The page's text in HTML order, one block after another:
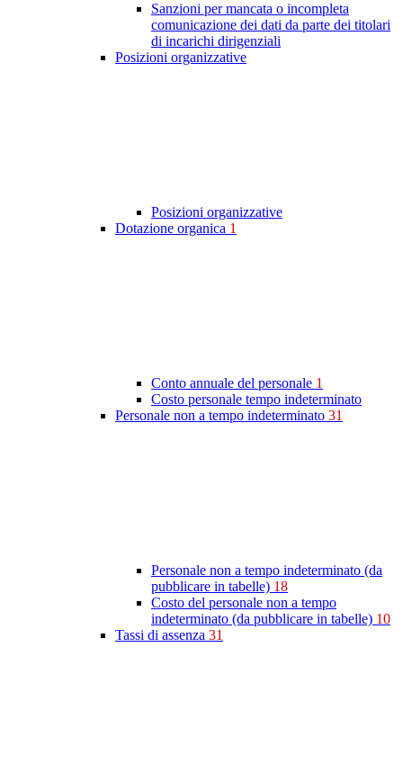
Sanzioni per mancata o incompleta
comunicazione dei dati da parte dei titolari
di incarichi dirigenziali
Posizioni organizzative
Posizioni organizzative
Dotazione organica 1
Conto annuale del personale 1
Costo personale tempo indeterminato
Personale non a tempo indeterminato 31
Personale non a tempo indeterminato (da
pubblicare in tabelle) 18
Costo del personale non a tempo
indeterminato (da pubblicare in tabelle) 10
Tassi di assenza 31